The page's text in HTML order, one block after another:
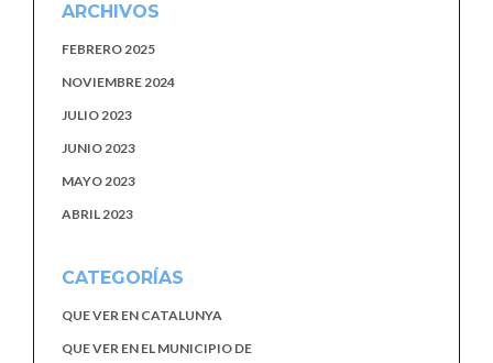
ARCHIVOS
FEBRERO 2025
NOVIEMBRE 2024
JULIO 2023
JUNIO 2023
MAYO 2023
ABRIL 2023
CATEGORÍAS
QUE VER EN CATALUNYA
QUE VER EN EL MUNICIPIO DE